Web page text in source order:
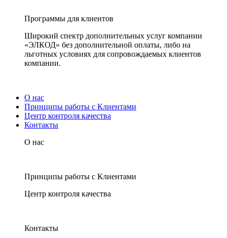
Программы для клиентов
Широкий спектр дополнительных услуг компании
«ЭЛКОД» без дополнительной оплаты, либо на
льготных условиях для сопровождаемых клиентов
компании.
О нас
Принципы работы с Клиентами
Центр контроля качества
Контакты
О нас
Принципы работы с Клиентами
Центр контроля качества
Контакты